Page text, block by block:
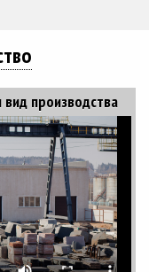
производства